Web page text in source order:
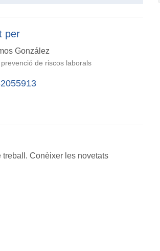
per
González
de riscos laborals
Conèixer les novetats